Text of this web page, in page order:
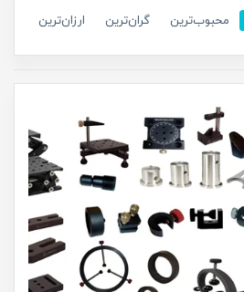
محبوب‌ترین گران‌ترین ارزان‌ترین